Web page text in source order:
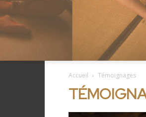
Accueil Témoignages